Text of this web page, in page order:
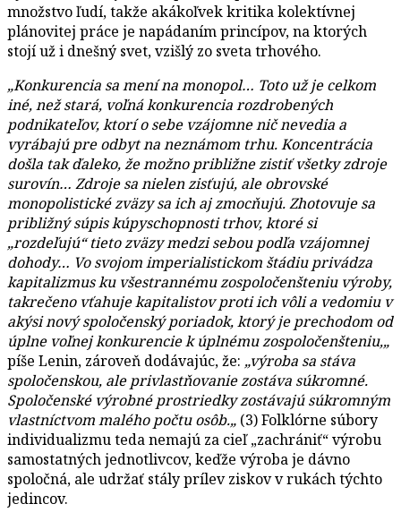
množstvo ľudí, takže akákoľvek kritika kolektívnej
plánovitej práce je napádaním princípov, na ktorých
stojí už i dnešný svet, vzišlý zo sveta trhového.
„Konkurencia sa mení na monopol… Toto už je celkom
iné, než stará, voľná konkurencia rozdrobených
podnikateľov, ktorí o sebe vzájomne nič nevedia a
vyrábajú pre odbyt na neznámom trhu. Koncentrácia
došla tak ďaleko, že možno približne zistiť všetky zdroje
surovín… Zdroje sa nielen zisťujú, ale obrovské
monopolistické zväzy sa ich aj zmocňujú. Zhotovuje sa
približný súpis kúpyschopnosti trhov, ktoré si
„rozdeľujú“ tieto zväzy medzi sebou podľa vzájomnej
dohody… Vo svojom imperialistickom štádiu privádza
kapitalizmus ku všestrannému zospoločenšteniu výroby,
takrečeno vťahuje kapitalistov proti ich vôli a vedomiu v
akýsi nový spoločenský poriadok, ktorý je prechodom od
úplne voľnej konkurencie k úplnému zospoločenšteniu,„
píše Lenin, zároveň dodávajúc, že: „výroba sa stáva
spoločenskou, ale privlastňovanie zostáva súkromné.
Spoločenské výrobné prostriedky zostávajú súkromným
vlastníctvom malého počtu osôb.„ (3) Folklórne súbory
individualizmu teda nemajú za cieľ „zachrániť“ výrobu
samostatných jednotlivcov, keďže výroba je dávno
spoločná, ale udržať stály prílev ziskov v rukách týchto
jedincov.